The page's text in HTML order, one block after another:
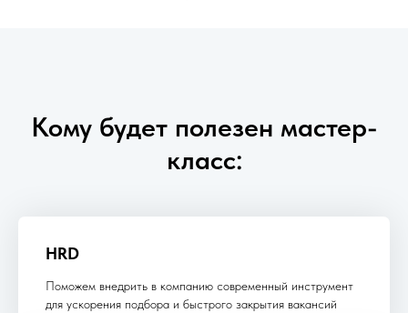
Кому будет полезен мастер-
класс:
HRD
Поможем внедрить в компанию современный инструмент
для ускорения подбора и быстрого закрытия вакансий